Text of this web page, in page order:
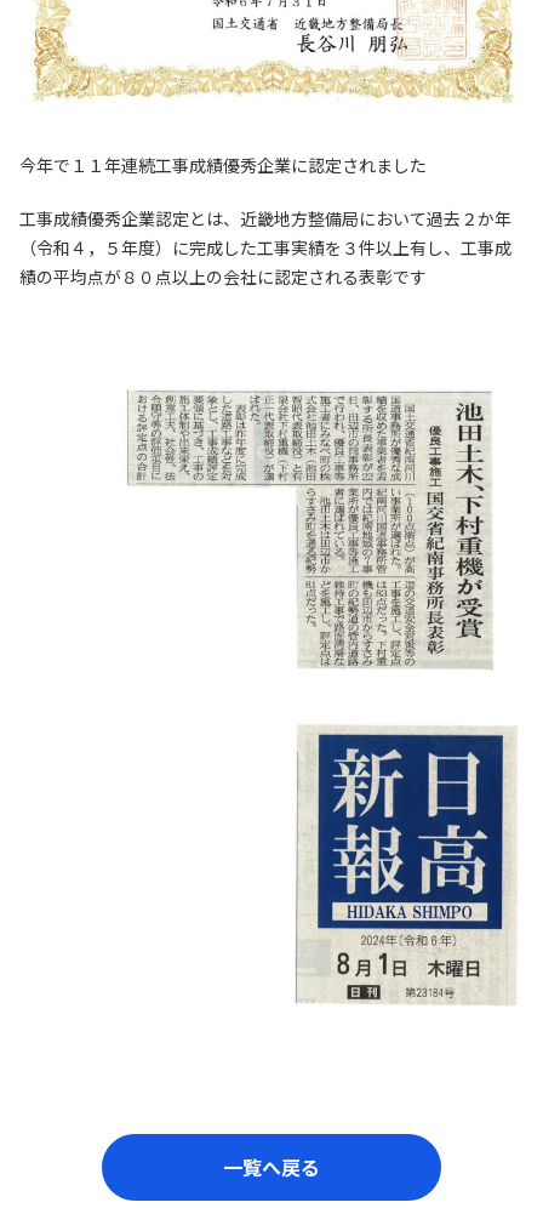
今年で１１年連続工事成績優秀企業に認定されました
工事成績優秀企業認定とは、近畿地方整備局において過去２か年
（令和４，５年度）に完成した工事実績を３件以上有し、工事成
績の平均点が８０点以上の会社に認定される表彰です
一覧へ戻る